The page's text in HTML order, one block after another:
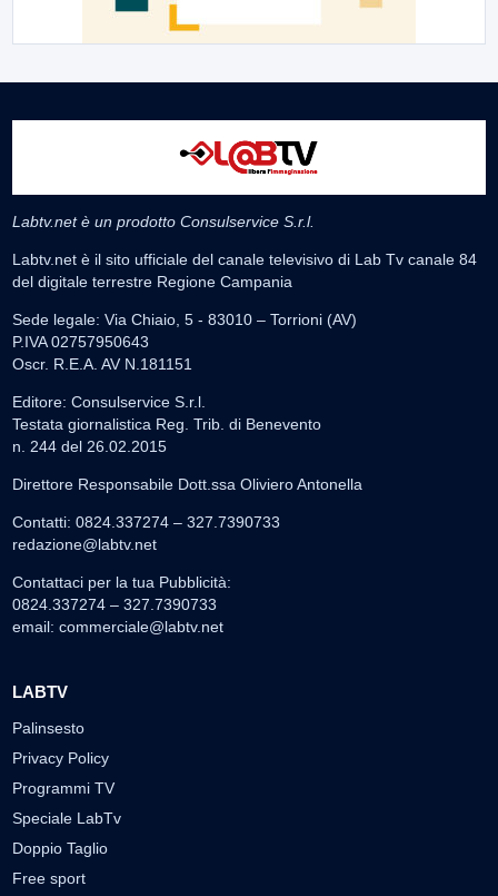
Labtv.net è un prodotto Consulservice S.r.l.
Labtv.net è il sito ufficiale del canale televisivo di Lab Tv canale 84
del digitale terrestre Regione Campania
Sede legale: Via Chiaio, 5 - 83010 – Torrioni (AV)
P.IVA 02757950643
Oscr. R.E.A. AV N.181151
Editore: Consulservice S.r.l.
Testata giornalistica Reg. Trib. di Benevento
n. 244 del 26.02.2015
Direttore Responsabile Dott.ssa Oliviero Antonella
Contatti: 0824.337274 – 327.7390733
redazione@labtv.net
Contattaci per la tua Pubblicità:
0824.337274 – 327.7390733
email: commerciale@labtv.net
LABTV
Palinsesto
Privacy Policy
Programmi TV
Speciale LabTv
Doppio Taglio
Free sport